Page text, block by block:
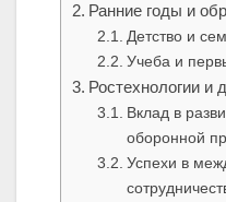
Ранние годы и
Детство и
Учеба и
Ростехнологии и
Вклад в
оборонной
Успехи в